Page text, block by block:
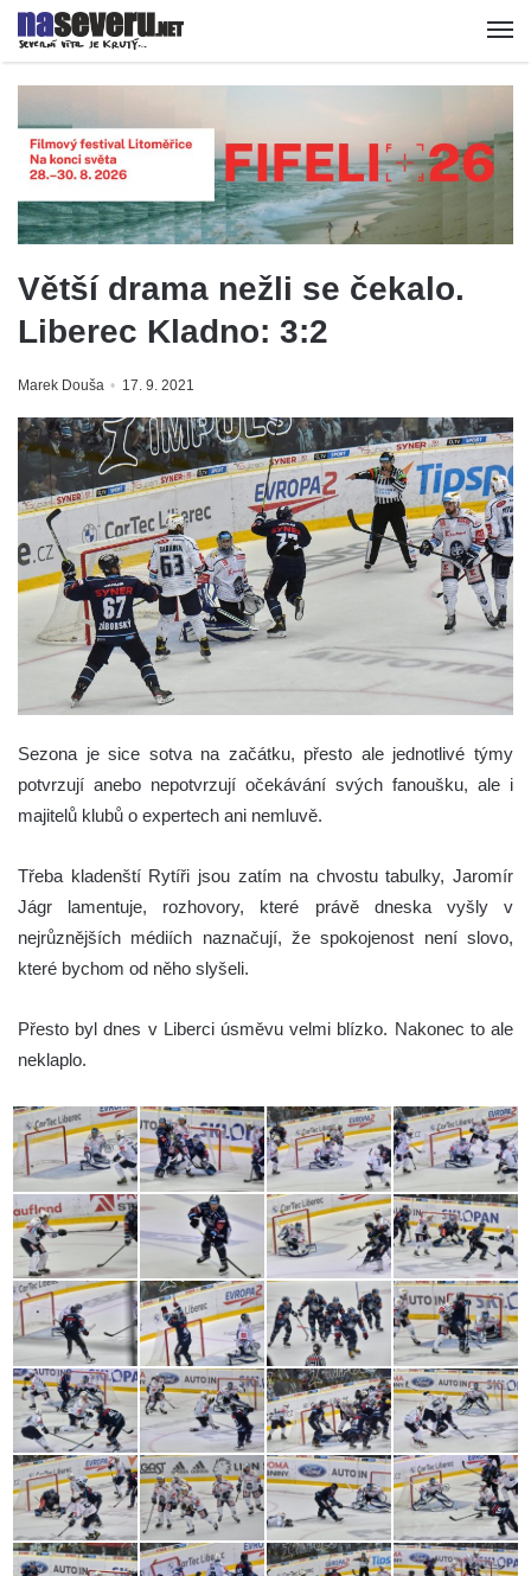
Větší drama nežli se čekalo.
Liberec Kladno: 3:2
Marek Douša 17. 9. 2021
Sezona je sice sotva na začátku, přesto ale jednotlivé týmy
potvrzují anebo nepotvrzují očekávání svých fanoušku, ale i
majitelů klubů o expertech ani nemluvě.
Třeba kladenští Rytíři jsou zatím na chvostu tabulky, Jaromír
Jágr lamentuje, rozhovory, které právě dneska vyšly v
nejrůznějších médiích naznačují, že spokojenost není slovo,
které bychom od něho slyšeli.
Přesto byl dnes v Liberci úsměvu velmi blízko. Nakonec to ale
neklaplo.